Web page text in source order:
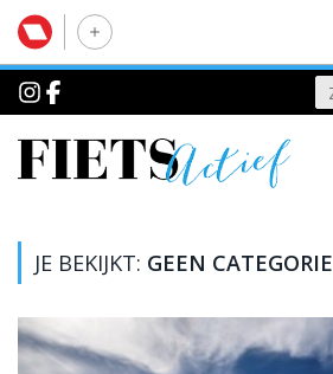
JE BEKIJKT: GEEN CATEGORIE